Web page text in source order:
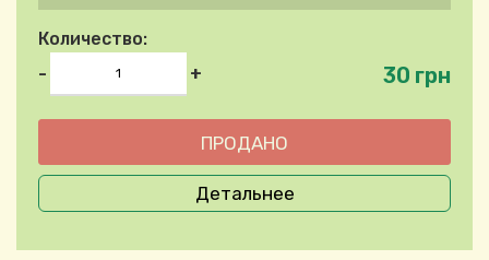
Количество:
-
+ 30 грн
Детальнее